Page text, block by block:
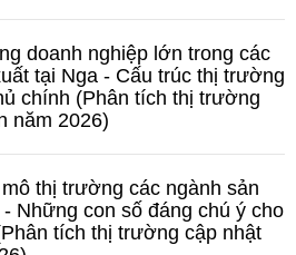
doanh nghiệp lớn trong các
tại Nga - Cấu trúc thị trường
chính (Phân tích thị trường
năm 2026)
thị trường các ngành sản
Những con số đáng chú ý cho
tích thị trường cập nhật